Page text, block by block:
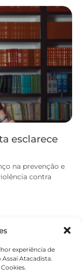
experiência de
Atacadista.
esclarece
na prevenção e
contra